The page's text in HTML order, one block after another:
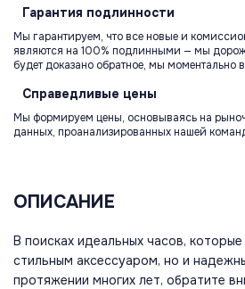
Гарантия подлинности
Мы гарантируем, что все новые и
являются на 100% подлинными — мы
будет доказано обратное, мы моментально
Справедливые цены
Мы формируем цены, основываясь на
данных, проанализированных нашей
ОПИСАНИЕ
В поисках идеальных часов,
стильным аксессуаром, но и
протяжении многих лет, обратите